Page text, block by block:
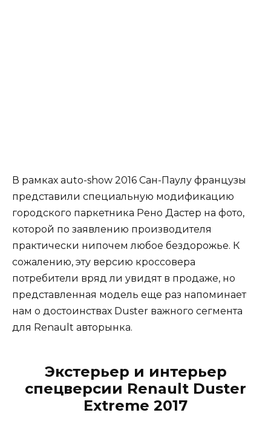
В рамках auto-show 2016 Сан-Паулу французы
представили специальную модификацию
городского паркетника Рено Дастер на фото,
которой по заявлению производителя
практически нипочем любое бездорожье. К
сожалению, эту версию кроссовера
потребители вряд ли увидят в продаже, но
представленная модель еще раз напоминает
нам о достоинствах Duster важного сегмента
для Renault авторынка.
Экстерьер и интерьер
спецверсии Renault Duster
Extreme 2017